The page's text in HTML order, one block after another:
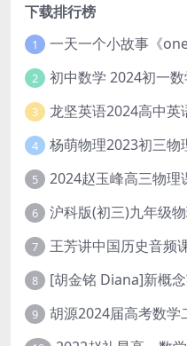
下载排行榜
1
2
3 龙坚英语2024高中英
4
5
6
7 王芳讲中国历史音频
8
9